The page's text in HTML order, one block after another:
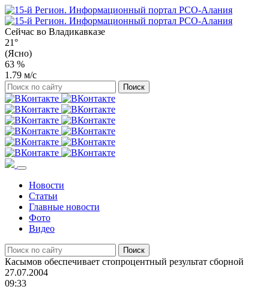
Сейчас во Владикавказе
21°
(Ясно)
63 %
1.79 м/с
Новости
Статьи
Главные новости
Фото
Видео
Касымов обеспечивает стопроцентный результат сборной
27.07.2004
09:33